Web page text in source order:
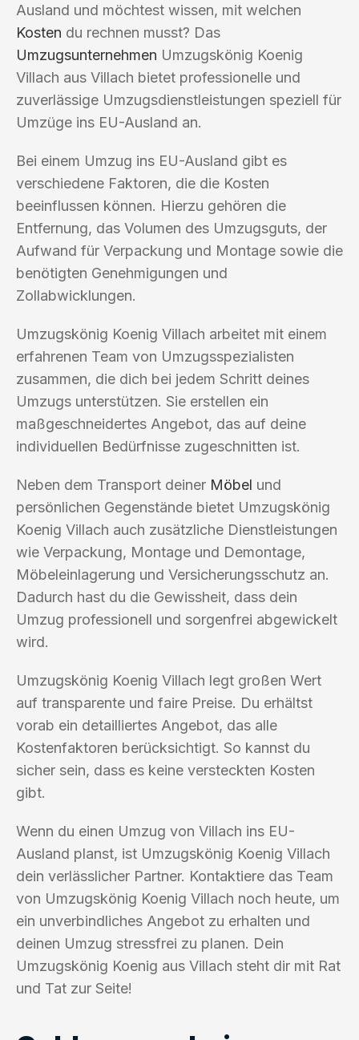
Ausland und möchtest wissen, mit welchen
Kosten du rechnen musst? Das
Umzugsunternehmen Umzugskönig Koenig
Villach aus Villach bietet professionelle und
zuverlässige Umzugsdienstleistungen speziell für
Umzüge ins EU-Ausland an.
Bei einem Umzug ins EU-Ausland gibt es
verschiedene Faktoren, die die Kosten
beeinflussen können. Hierzu gehören die
Entfernung, das Volumen des Umzugsguts, der
Aufwand für Verpackung und Montage sowie die
benötigten Genehmigungen und
Zollabwicklungen.
Umzugskönig Koenig Villach arbeitet mit einem
erfahrenen Team von Umzugsspezialisten
zusammen, die dich bei jedem Schritt deines
Umzugs unterstützen. Sie erstellen ein
maßgeschneidertes Angebot, das auf deine
individuellen Bedürfnisse zugeschnitten ist.
Neben dem Transport deiner Möbel und
persönlichen Gegenstände bietet Umzugskönig
Koenig Villach auch zusätzliche Dienstleistungen
wie Verpackung, Montage und Demontage,
Möbeleinlagerung und Versicherungsschutz an.
Dadurch hast du die Gewissheit, dass dein
Umzug professionell und sorgenfrei abgewickelt
wird.
Umzugskönig Koenig Villach legt großen Wert
auf transparente und faire Preise. Du erhältst
vorab ein detailliertes Angebot, das alle
Kostenfaktoren berücksichtigt. So kannst du
sicher sein, dass es keine versteckten Kosten
gibt.
Wenn du einen Umzug von Villach ins EU-
Ausland planst, ist Umzugskönig Koenig Villach
dein verlässlicher Partner. Kontaktiere das Team
von Umzugskönig Koenig Villach noch heute, um
ein unverbindliches Angebot zu erhalten und
deinen Umzug stressfrei zu planen. Dein
Umzugskönig Koenig aus Villach steht dir mit Rat
und Tat zur Seite!